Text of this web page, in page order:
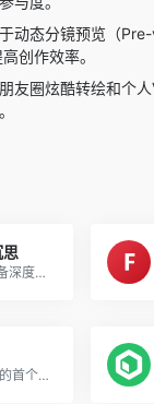
动态分镜预览（
创作效率。
友圈炫酷转绘和个
首个免费、具备深度研究和操...
Fellou AI 推出的首个Agentic...